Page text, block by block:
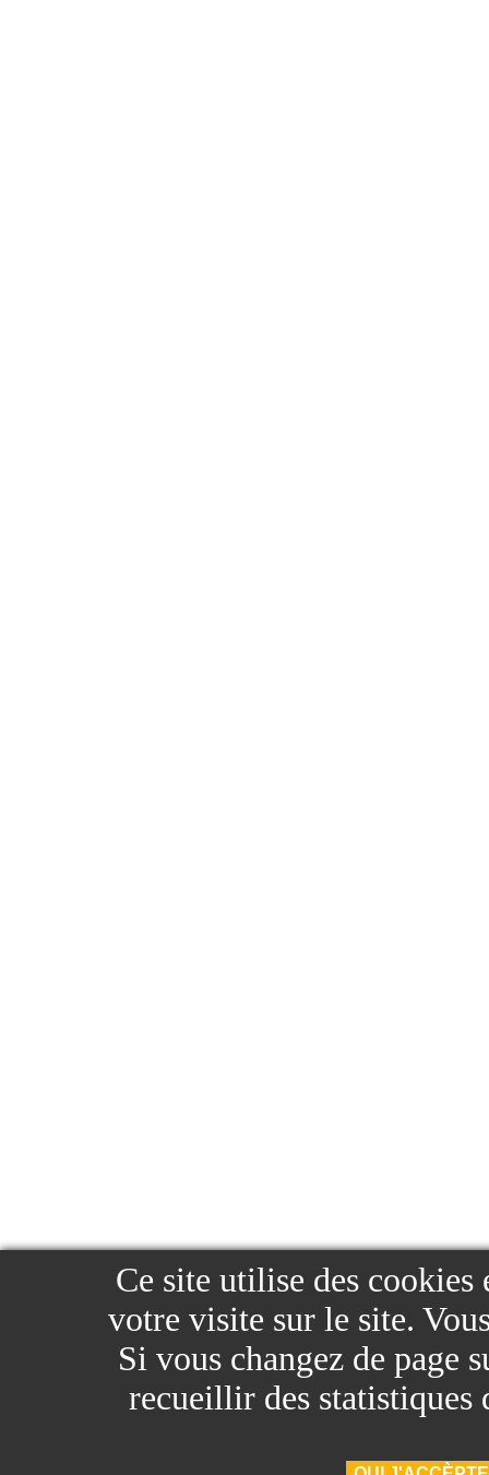
Ce site utilise des
votre visite sur le site.
Si vous changez de page
recueillir des statistiques